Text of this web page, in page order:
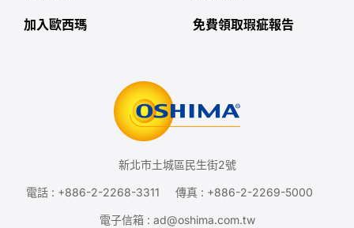
加入歐西瑪 免費領取瑕疵報告
新北市土城區民生街2號
電話 : +886-2-2268-3311 傳真 : +886-2-2269-5000
電子信箱 : ad@oshima.com.tw